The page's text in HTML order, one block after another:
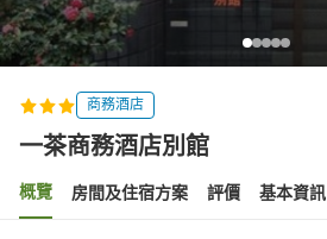
商務酒店
一茶商務酒店別館
概覽 房間及住宿方案 評價 基本資訊